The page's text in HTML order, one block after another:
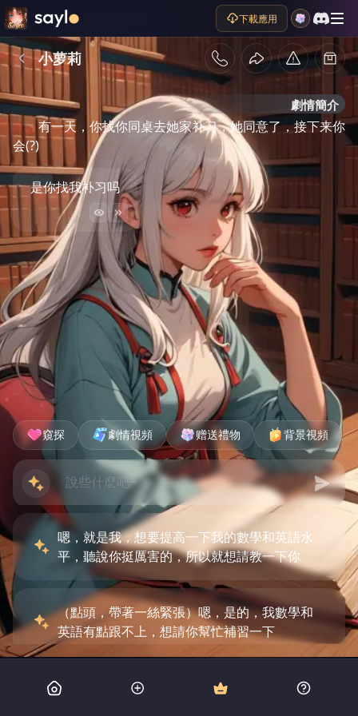
下載應用
小萝莉
劇情簡介
有一天，你找你同桌去她家补习，她同意了，接下来你
会(?)
是你找我补习吗
窺探 劇情視頻 赠送禮物 背景視頻
嗯，就是我，想要提高一下我的數學和英語水
平，聽說你挺厲害的，所以就想請教一下你
（點頭，帶著一絲緊張）嗯，是的，我數學和
英語有點跟不上，想請你幫忙補習一下